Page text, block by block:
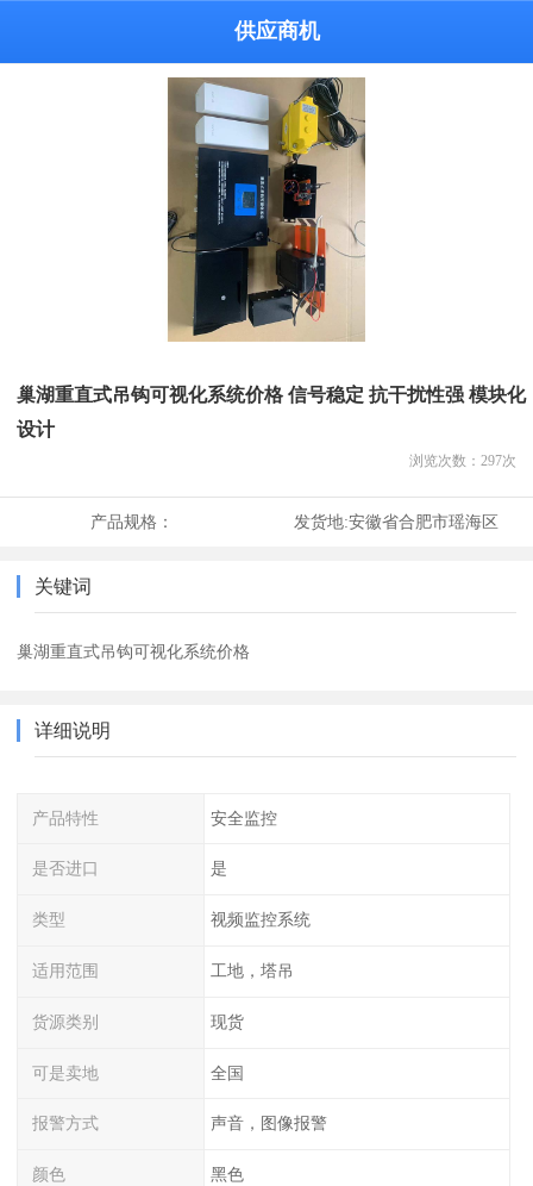
供应商机
巢湖重直式吊钩可视化系统价格 信号稳定 抗干扰性强 模块化
设计
浏览次数： 297次
产品规格： 发货地:安徽省合肥市瑶海区
关键词
巢湖重直式吊钩可视化系统价格
详细说明
产品特性 安全监控
是否进口 是
类型 视频监控系统
适用范围 工地，塔吊
货源类别 现货
可是卖地 全国
报警方式 声音，图像报警
颜色 黑色